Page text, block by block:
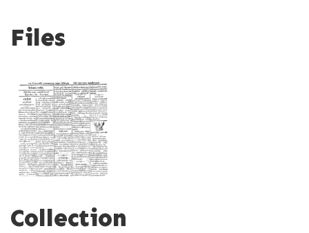
Files
Collection